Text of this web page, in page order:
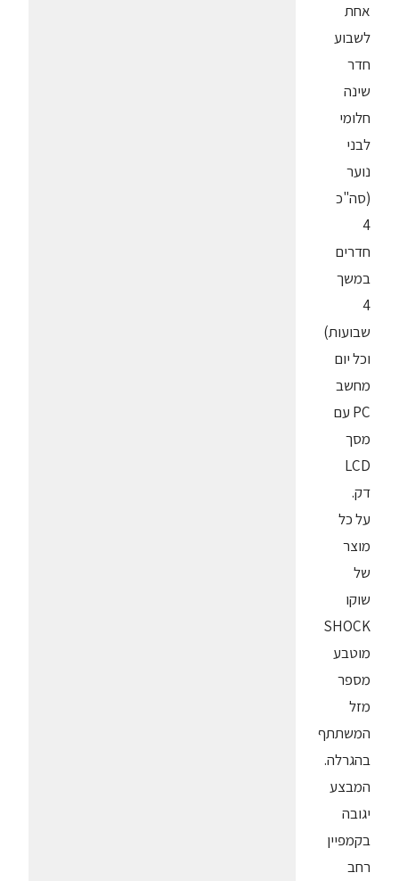
אחת
לשבוע
חדר
שינה
חלומי
לבני
נוער
(סה"כ
4
חדרים
במשך
4
שבועות)
וכל יום
מחשב
PC עם
מסך
LCD
דק.
על כל
מוצר
של
שוקו
SHOCK
מוטבע
מספר
מזל
המשתתף
בהגרלה.
המבצע
יגובה
בקמפיין
רחב